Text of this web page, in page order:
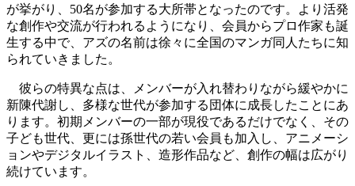
が挙がり、50名が参加する大所帯となったのです。より活発
な創作や交流が行われるようになり、会員からプロ作家も誕
生する中で、アズの名前は徐々に全国のマンガ同人たちに知
られていきました。
彼らの特異な点は、メンバーが入れ替わりながら緩やかに
新陳代謝し、多様な世代が参加する団体に成長したことにあ
ります。初期メンバーの一部が現役であるだけでなく、その
子ども世代、更には孫世代の若い会員も加入し、アニメーシ
ョンやデジタルイラスト、造形作品など、創作の幅は広がり
続けています。